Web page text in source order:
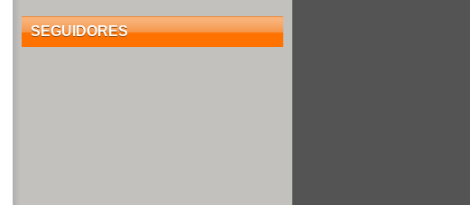
SEGUIDORES